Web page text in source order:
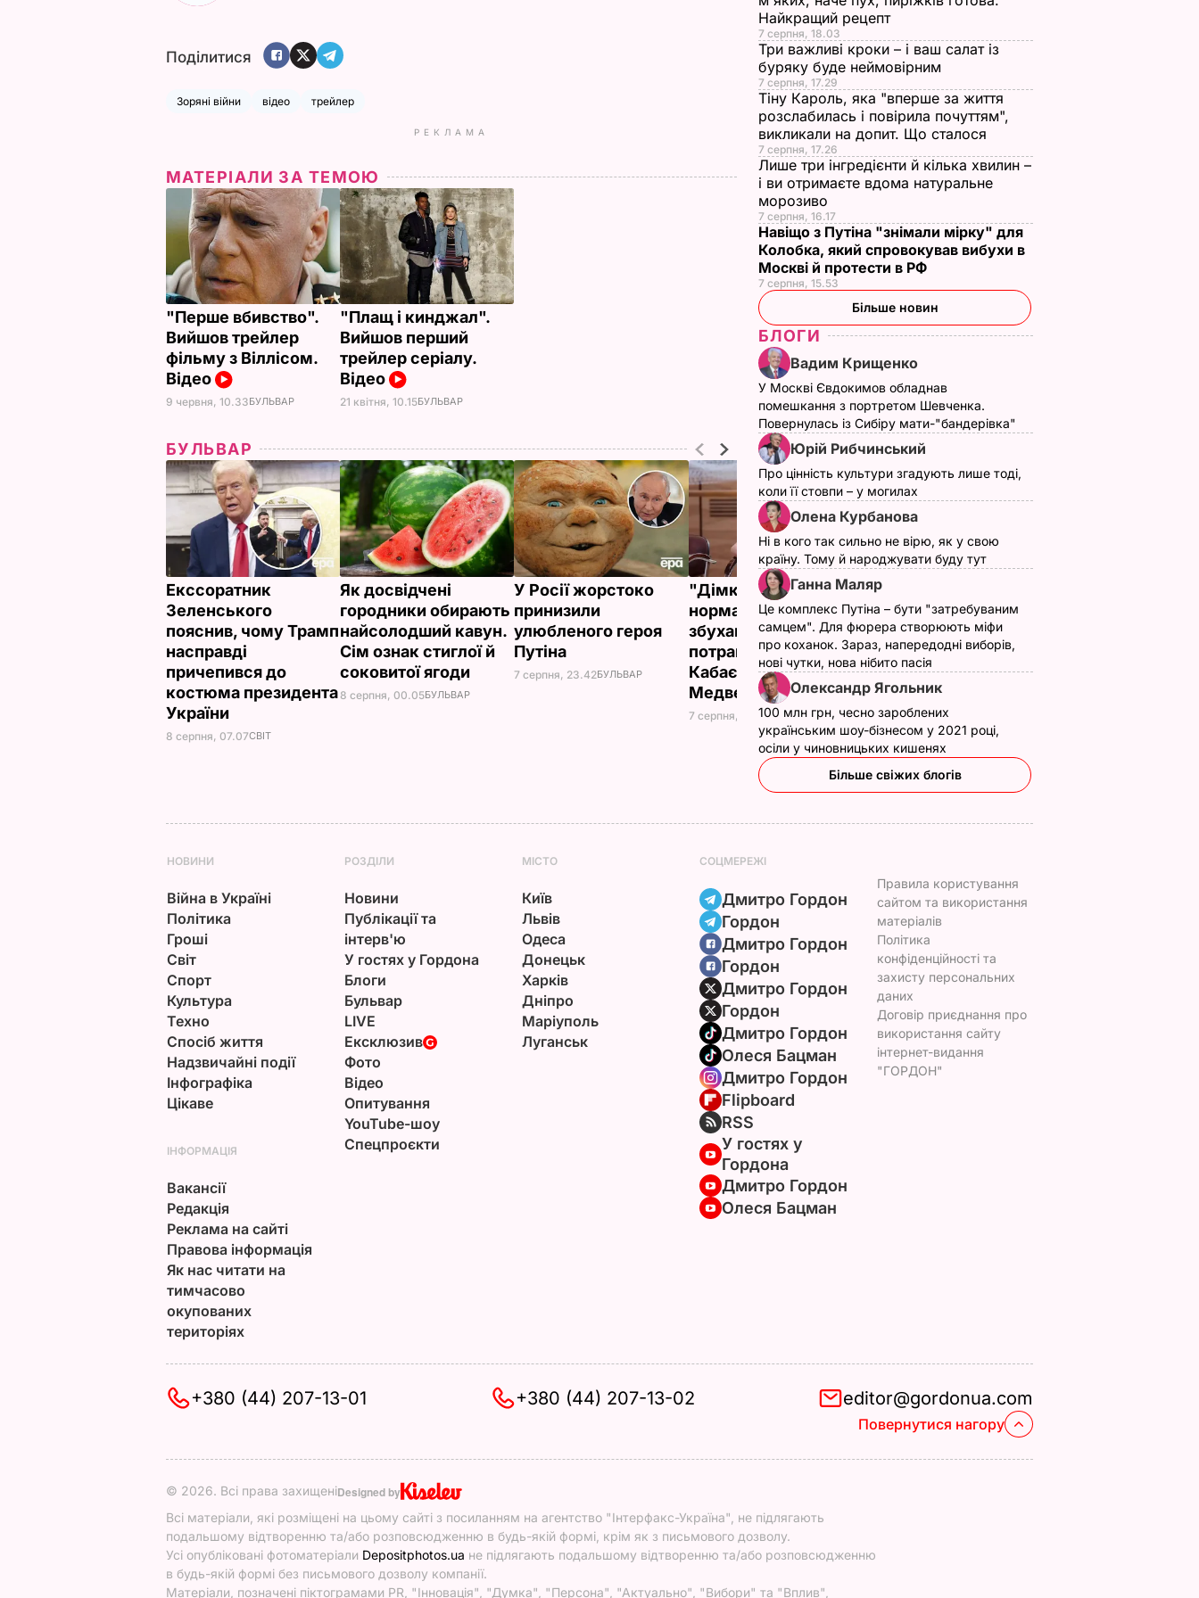
Поділитися
Зоряні війни відео трейлер
РЕКЛАМА
МАТЕРІАЛИ ЗА ТЕМОЮ
"Перше вбивство".
Вийшов трейлер
фільму з Віллісом.
Відео
9 червня, 10.33БУЛЬВАР
"Плащ і кинджал".
Вийшов перший
трейлер серіалу.
Відео
21 квітня, 10.15БУЛЬВАР
БУЛЬВАР
Екссоратник
Зеленського
пояснив, чому Трамп
насправді
причепився до
костюма президента
України
8 серпня, 07.07СВІТ
Як досвідчені
городники обирають
найсолодший кавун.
Сім ознак стиглої й
соковитої ягоди
8 серпня, 00.05БУЛЬВАР
У Росії жорстоко
принизили
улюбленого героя
Путіна
7 серпня, 23.42БУЛЬВАР
"Дімка був наче
нормальний, поки не
збухався". У мережу
потрапили знімки
Кабаєвої з
Медведєвим
7 серпня, 20.39БУЛЬВАР
Гості думають, що це
закуска з ресторану.
Як приготувати ніжні
баклажанні рулетики
без зайвого жиру
7 серпня, 20.16
Найкращий рецепт
7 серпня, 18.03
Три важливі кроки – і ваш салат із
буряку буде неймовірним
7 серпня, 17.29
Тіну Кароль, яка "вперше за життя
розслабилась і повірила почуттям",
викликали на допит. Що сталося
7 серпня, 17.26
Лише три інгредієнти й кілька хвилин –
і ви отримаєте вдома натуральне
морозиво
7 серпня, 16.17
Навіщо з Путіна "знімали мірку" для
Колобка, який спровокував вибухи в
Москві й протести в РФ
7 серпня, 15.53
Більше новин
БЛОГИ
Вадим Крищенко
У Москві Євдокимов обладнав
помешкання з портретом Шевченка.
Повернулась із Сибіру мати-"бандерівка"
Юрій Рибчинський
Про цінність культури згадують лише тоді,
коли її стовпи – у могилах
Олена Курбанова
Ні в кого так сильно не вірю, як у свою
країну. Тому й народжувати буду тут
Ганна Маляр
Це комплекс Путіна – бути "затребуваним
самцем". Для фюрера створюють міфи
про коханок. Зараз, напередодні виборів,
нові чутки, нова нібито пасія
Олександр Ягольник
100 млн грн, чесно зароблених
українським шоу-бізнесом у 2021 році,
осіли у чиновницьких кишенях
Більше свіжих блогів
НОВИНИ
Війна в Україні
Політика
Гроші
Світ
Спорт
Культура
Техно
Спосіб життя
Надзвичайні події
Інфографіка
Цікаве
РОЗДІЛИ
Новини
Публікації та
інтерв'ю
У гостях у Гордона
Блоги
Бульвар
LIVE
Ексклюзив
Фото
Відео
Опитування
YouTube-шоу
Спецпроєкти
МІСТО
Київ
Львів
Одеса
Донецьк
Харків
Дніпро
Маріуполь
Луганськ
СОЦМЕРЕЖІ
Дмитро Гордон
Гордон
Дмитро Гордон
Гордон
Дмитро Гордон
Гордон
Дмитро Гордон
Олеся Бацман
Дмитро Гордон
Flipboard
RSS
У гостях у
Гордона
Дмитро Гордон
Олеся Бацман
ІНФОРМАЦІЯ
Вакансії
Редакція
Реклама на сайті
Правова інформація
Як нас читати на
тимчасово
окупованих
територіях
Правила користування
сайтом та використання
матеріалів
Політика
конфіденційності та
захисту персональних
даних
Договір приєднання про
використання сайту
інтернет-видання
"ГОРДОН"
+380 (44) 207-13-01 +380 (44) 207-13-02 editor@gordonua.com
Повернутися нагору
© 2026. Всі права захищеніDesigned by
Всі матеріали, які розміщені на цьому сайті з посиланням на агентство "Інтерфакс-Україна", не підлягають
подальшому відтворенню та/або розповсюдженню в будь-якій формі, крім як з письмового дозволу.
Усі опубліковані фотоматеріали Depositphotos.ua не підлягають подальшому відтворенню та/або розповсюдженню
в будь-якій формі без письмового дозволу компанії.
Матеріали, позначені піктограмами PR, "Інновація", "Думка", "Персона", "Актуально", "Вибори" та "Вплив",